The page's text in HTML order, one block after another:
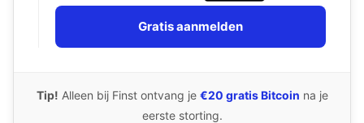
Gratis aanmelden
Tip! Alleen bij Finst ontvang je €20 gratis Bitcoin na je
eerste storting.